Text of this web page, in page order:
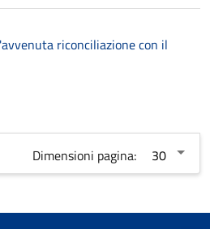
riconciliazione con il
Dimensioni pagina: